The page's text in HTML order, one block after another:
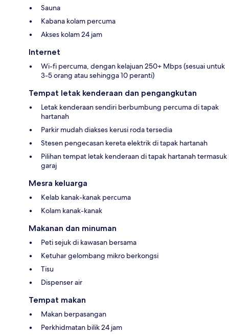
Sauna
Kabana kolam percuma
Akses kolam 24 jam
Internet
Wi-fi percuma, dengan kelajuan 250+ Mbps (sesuai untuk
3-5 orang atau sehingga 10 peranti)
Tempat letak kenderaan dan pengangkutan
Letak kenderaan sendiri berbumbung percuma di tapak
hartanah
Parkir mudah diakses kerusi roda tersedia
Stesen pengecasan kereta elektrik di tapak hartanah
Pilihan tempat letak kenderaan di tapak hartanah termasuk
garaj
Mesra keluarga
Kelab kanak-kanak percuma
Kolam kanak-kanak
Makanan dan minuman
Peti sejuk di kawasan bersama
Ketuhar gelombang mikro berkongsi
Tisu
Dispenser air
Tempat makan
Makan berpasangan
Perkhidmatan bilik 24 jam